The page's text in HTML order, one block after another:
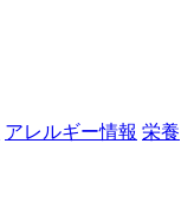
アレルギー情報 栄養